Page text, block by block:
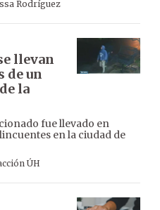
Rodríguez
llevan
de un
la
fue llevado en
en la ciudad de
ÚH